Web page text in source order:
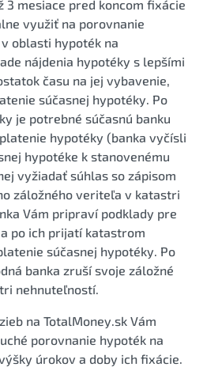
3 mesiace pred koncom fixácie
využiť na porovnanie
oblasti hypoték na
nájdenia hypotéky s lepšími
času na jej vybavenie,
súčasnej hypotéky. Po
je potrebné súčasnú banku
hypotéky (banka vyčísli
hypotéke k stanovenému
vyžiadať súhlas so zápisom
záložného veriteľa v katastri
Vám pripraví podklady pre
po ich prijatí katastrom
súčasnej hypotéky. Po
banka zruší svoje záložné
nehnuteľností.
na TotalMoney.sk Vám
porovnanie hypoték na
úrokov a doby ich fixácie.